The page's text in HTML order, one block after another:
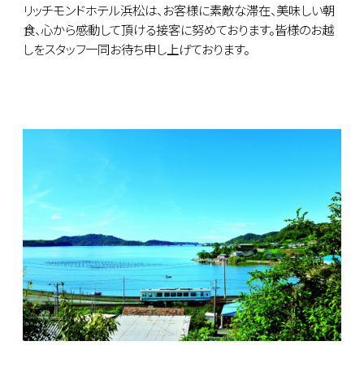
リッチモンドホテル浜松は、お客様に素敵な滞在、美味しい朝
食、心から感動して頂ける接客に努めております。皆様のお越
しをスタッフ一同お待ち申し上げております。